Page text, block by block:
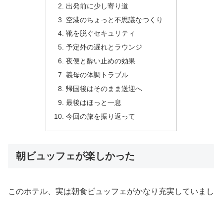
出発前に少し寄り道
空港のちょっと不思議なつくり
靴を脱ぐセキュリティ
予定外の遅れとラウンジ
夜便と酔い止めの効果
義母の体調トラブル
帰国後はそのまま送迎へ
最後はほっと一息
今回の旅を振り返って
朝ビュッフェが楽しかった
このホテル、実は朝食ビュッフェがかなり充実していまし